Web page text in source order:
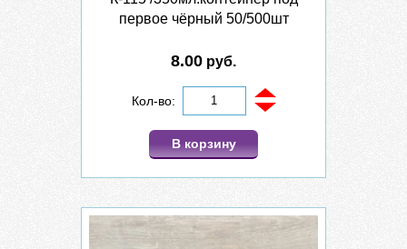
первое чёрный 50/500шт
8.00 руб.
Кол-во:
В корзину